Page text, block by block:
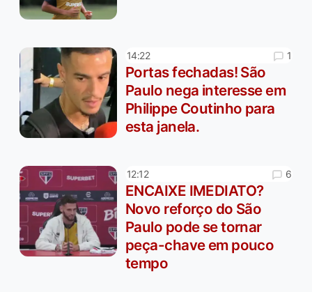
14:22 1
Portas fechadas! São
Paulo nega interesse em
Philippe Coutinho para
esta janela.
12:12 6
ENCAIXE IMEDIATO?
Novo reforço do São
Paulo pode se tornar
peça-chave em pouco
tempo